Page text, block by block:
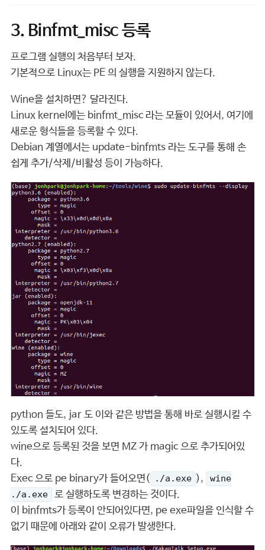
3. Binfmt_misc 등록
프로그램 실행의 처음부터 보자.
기본적으로 Linux는 PE 의 실행을 지원하지 않는다.
Wine을 설치하면? 달라진다.
Linux kernel에는 binfmt_misc 라는 모듈이 있어서, 여기에
새로운 형식들을 등록할 수 있다.
Debian 계열에서는 update-binfmts 라는 도구를 통해 손
쉽게 추가/삭제/비활성 등이 가능하다.
python 들도, jar 도 이와 같은 방법을 통해 바로 실행시킬 수
있도록 설치되어 있다.
wine으로 등록된 것을 보면 MZ 가 magic 으로 추가되어있
다.
Exec 으로 pe binary가 들어오면(
./a.exe ),
wine
./a.exe
로 실행하도록 변경하는 것이다.
이 binfmts가 등록이 안되어있다면, pe exe파일을 인식할 수
없기 때문에 아래와 같이 오류가 발생한다.